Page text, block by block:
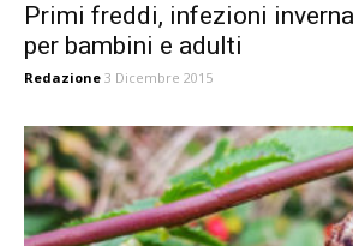
Primi freddi, infezioni
per bambini e adulti
Redazione 3 Dicembre 2015